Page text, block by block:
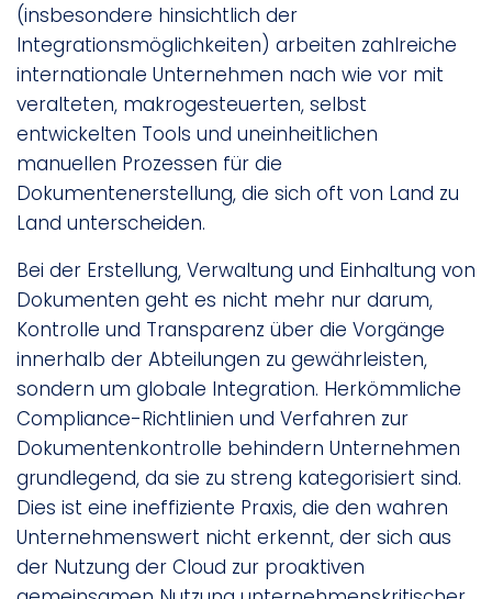
(insbesondere hinsichtlich der
Integrationsmöglichkeiten) arbeiten zahlreiche
internationale Unternehmen nach wie vor mit
veralteten, makrogesteuerten, selbst
entwickelten Tools und uneinheitlichen
manuellen Prozessen für die
Dokumentenerstellung, die sich oft von Land zu
Land unterscheiden.
Bei der Erstellung, Verwaltung und Einhaltung von
Dokumenten geht es nicht mehr nur darum,
Kontrolle und Transparenz über die Vorgänge
innerhalb der Abteilungen zu gewährleisten,
sondern um globale Integration. Herkömmliche
Compliance-Richtlinien und Verfahren zur
Dokumentenkontrolle behindern Unternehmen
grundlegend, da sie zu streng kategorisiert sind.
Dies ist eine ineffiziente Praxis, die den wahren
Unternehmenswert nicht erkennt, der sich aus
der Nutzung der Cloud zur proaktiven